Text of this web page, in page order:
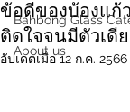
Bahbong Glass
About us
ข้อดีของบ้องแก้
ติดใจจนมีตัวเดี
อัปเดตเมื่อ12 ก.ค. 2566